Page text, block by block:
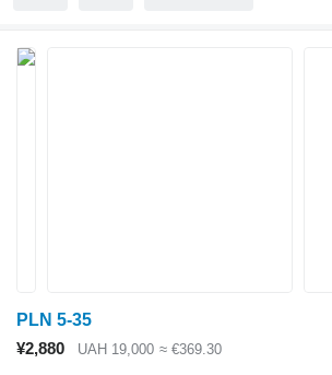
PLN 5-35
¥2,880
UAH 19,000 ≈ €369.30